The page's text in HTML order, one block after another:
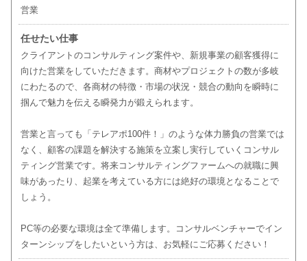
営業
任せたい仕事
クライアントのコンサルティング案件や、新規事業の顧客獲得に
向けた営業をしていただきます。商材やプロジェクトの数が多岐
にわたるので、各商材の特徴・市場の状況・競合の動向を瞬時に
掴んで魅力を伝える瞬発力が鍛えられます。
営業と言っても「テレアポ100件！」のような体力勝負の営業では
なく、顧客の課題を解決する施策を立案し実行していくコンサル
ティング営業です。将来コンサルティングファームへの就職に興
味があったり、起業を考えている方には絶好の環境となることで
しょう。
PC等の必要な環境は全て準備します。コンサルベンチャーでイン
ターンシップをしたいという方は、お気軽にご応募ください！